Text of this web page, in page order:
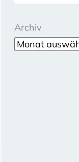
Archiv